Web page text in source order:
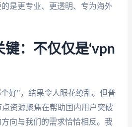
是更专业、更透明、专为海外
：不仅仅是‘vpn
好"，结果令人眼花缭乱。但普
资源聚焦在帮助国内用户突破
向与我们的需求恰恰相反。我